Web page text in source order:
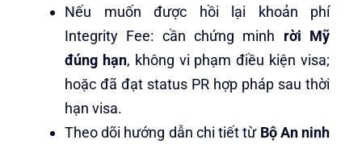
Nếu muốn được hồi lại khoản phí
Integrity Fee: cần chứng minh rời Mỹ
đúng hạn, không vi phạm điều kiện visa;
hoặc đã đạt status PR hợp pháp sau thời
hạn visa.
Theo dõi hướng dẫn chi tiết từ Bộ An ninh